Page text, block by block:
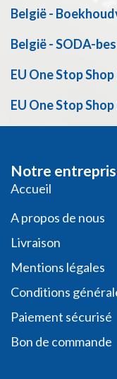
België -
België - SODA-
EU One Stop Shop
EU One Stop
Notre
​​​Acc​uei​l​
A propos de nous
Livraison
Mentions légales
Conditio​ns
Paiement sécurisé
Bon de commande